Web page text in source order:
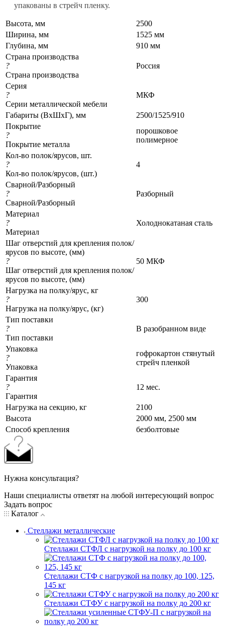
упакованы в стрейч пленку.
Высота, мм
2500
Ширина, мм
1525 мм
Глубина, мм
910 мм
Страна производства
?
Страна производства
Россия
Серия
?
Серии металлической мебели
МКФ
Габариты (ВхШхГ), мм
2500/1525/910
Покрытие
?
Покрытие металла
порошковое
полимерное
Кол-во полок/ярусов, шт.
?
Кол-во полок/ярусов, (шт.)
4
Сварной/Разборный
?
Сварной/Разборный
Разборный
Материал
?
Материал
Холоднокатаная сталь
Шаг отверстий для крепления полок/
ярусов по высоте, (мм)
?
Шаг отверстий для крепления полок/
ярусов по высоте, (мм)
50 МКФ
Нагрузка на полку/ярус, кг
?
Нагрузка на полку/ярус, (кг)
300
Тип поставки
?
Тип поставки
В разобранном виде
Упаковка
?
Упаковка
гофрокартон стянутый
стрейч пленкой
Гарантия
?
Гарантия
12 мес.
Нагрузка на секцию, кг
2100
Высота
2000 мм, 2500 мм
Cпособ крепления
безболтовые
Нужна консультация?
Наши специалисты ответят на любой интересующий вопрос
Задать вопрос
Каталог
Стеллажи металлические
Стеллажи СТФЛ с нагрузкой на полку до 100 кг
Стеллажи СТФ с нагрузкой на полку до 100, 125,
145 кг
Стеллажи СТФУ с нагрузкой на полку до 200 кг